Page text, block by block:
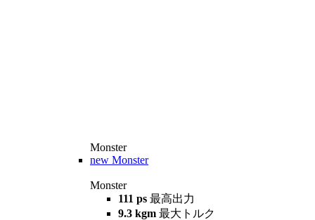
Monster
new Monster
Monster
111 ps 最高出力
9.3 kgm 最大トルク